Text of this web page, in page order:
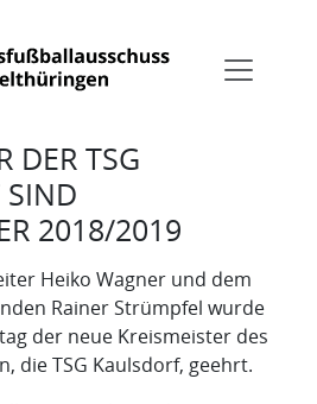
DER TSG
SIND
2018/2019
Heiko Wagner und dem
Rainer Strümpfel wurde
der neue Kreismeister des
die TSG Kaulsdorf, geehrt.